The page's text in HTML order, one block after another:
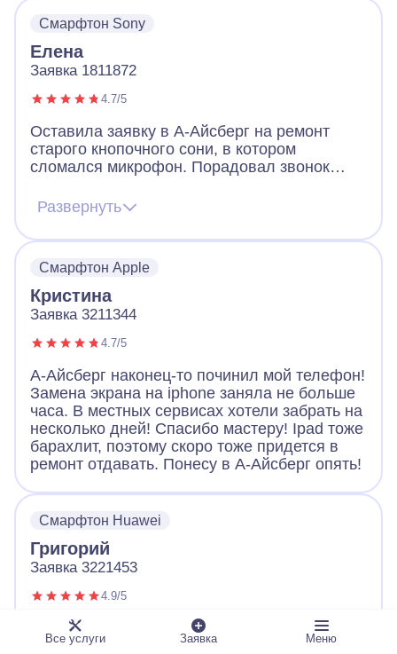
Смарфтон Sony
Елена
Заявка 1811872
4.7/5
Оставила заявку в А-Айсберг на ремонт
старого кнопочного сони, в котором
сломался микрофон. Порадовал звонок
назначил мастера, договорились, что он
приедет вечером того же дня. Так и
случилось. Мастер разобрал телефон, что-
Большое спасибо!
Развернуть
Смарфтон Apple
Кристина
Заявка 3211344
4.7/5
А-Айсберг наконец-то починил мой телефон!
Замена экрана на iphone заняла не больше
часа. В местных сервисах хотели забрать на
несколько дней! Спасибо мастеру! Ipad тоже
барахлит, поэтому скоро тоже придется в
ремонт отдавать. Понесу в А-Айсберг опять!
Смарфтон Huawei
Григорий
Заявка 3221453
4.9/5
Обращался с неисправным телефоном в А-
Айсберг. Оператор вежливо выслушал и
Все услуги Заявка Меню